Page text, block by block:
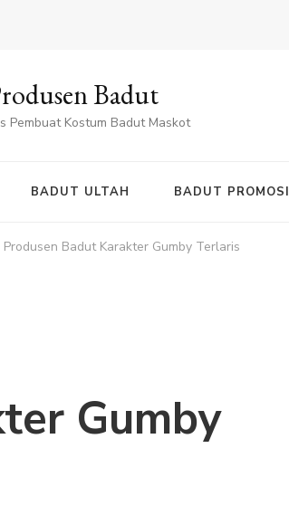
Badut
Pembuat Kostum Badut Maskot
BADUT ULTAH BADUT PROMOSI
Produsen Badut Karakter Gumby Terlaris
Gumby